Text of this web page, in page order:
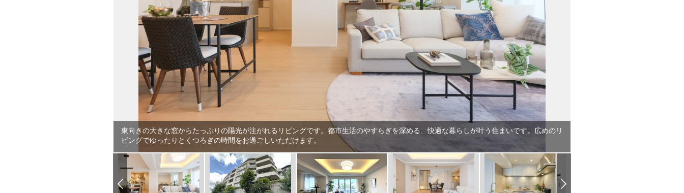
東向きの大きな窓からたっぷりの陽光が注がれるリビングです。都市生活のやすらぎを深める、快適な暮らしが叶う住まいです。広めのリ
ビングでゆったりとくつろぎの時間をお過ごしいただけます。